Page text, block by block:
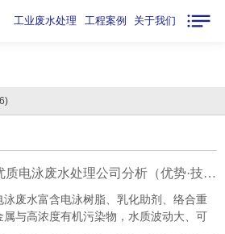
工业废水处理 工程案例 关于我们
优质电泳废水处理公司分析（优势·技术·案例·FAQ）
泳废水富含电泳树脂、乳化助剂、络合重
属与高浓度有机污染物，水质波动大、可